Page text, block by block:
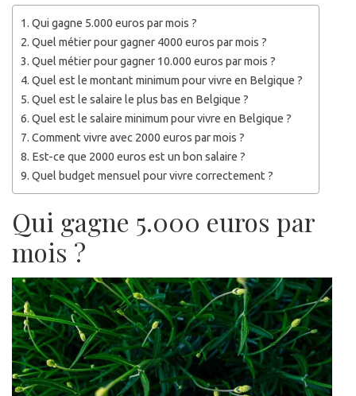
Qui gagne 5.000 euros par mois ?
Quel métier pour gagner 4000 euros par mois ?
Quel métier pour gagner 10.000 euros par mois ?
Quel est le montant minimum pour vivre en Belgique ?
Quel est le salaire le plus bas en Belgique ?
Quel est le salaire minimum pour vivre en Belgique ?
Comment vivre avec 2000 euros par mois ?
Est-ce que 2000 euros est un bon salaire ?
Quel budget mensuel pour vivre correctement ?
Qui gagne 5.000 euros par
mois ?